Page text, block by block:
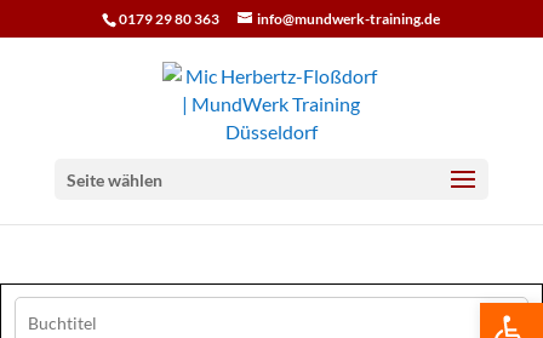
0179 29 80 363 info@mundwerk-training.de
Seite wählen